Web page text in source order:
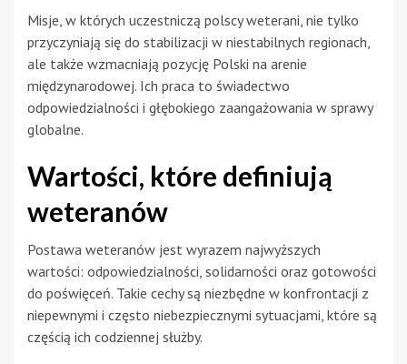
Misje, w których uczestniczą polscy weterani, nie tylko
przyczyniają się do stabilizacji w niestabilnych regionach,
ale także wzmacniają pozycję Polski na arenie
międzynarodowej. Ich praca to świadectwo
odpowiedzialności i głębokiego zaangażowania w sprawy
globalne.
Wartości, które definiują
weteranów
Postawa weteranów jest wyrazem najwyższych
wartości: odpowiedzialności, solidarności oraz gotowości
do poświęceń. Takie cechy są niezbędne w konfrontacji z
niepewnymi i często niebezpiecznymi sytuacjami, które są
częścią ich codziennej służby.